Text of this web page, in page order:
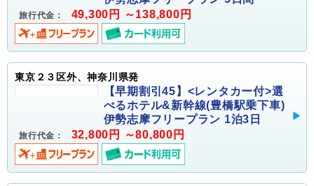
旅行代金： 49,300円 ～138,800円
東京２３区外、神奈川県発
【早期割引45】<レンタカー付>選
べるホテル&新幹線(豊橋駅乗下車)
伊勢志摩フリープラン 1泊3日
旅行代金： 32,800円 ～80,800円